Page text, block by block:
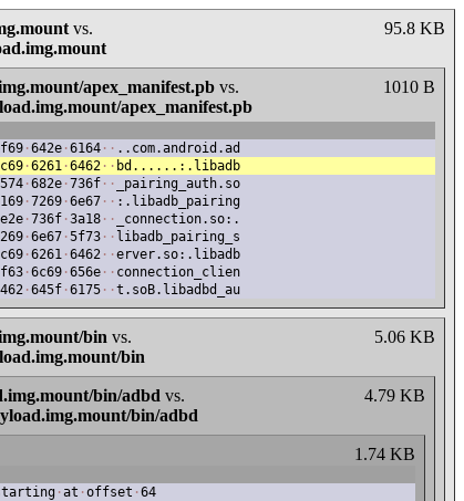
95.8 KB
vs.
1010 B
apex_manifest.pbvs.
apex_manifest.pb
·642e ·6164 · · ..com.android.ad
·6261 ·6462 · · bd......:.libadb
·682e ·736f · ·
_pairing_auth.so
·7269 ·6e67 · · :.libadb_pairing
·736f ·3a18 · ·
_connection.so:.
·6e67 ·5f73 · · libadb_pairing_s
·6261 ·6462 · ·erver.so:.libadb
·6c69 ·656e · · connection_clien
·645f ·6175 · ·t.soB.libadbd_au
5.06 KB
bin vs.
bin
4.79 KB
bin/adbd vs.
bin/adbd
1.74 KB
·at ·offset ·64